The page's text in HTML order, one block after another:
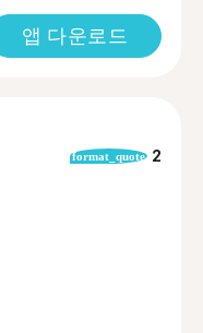
앱 다운로드
format_quote 2